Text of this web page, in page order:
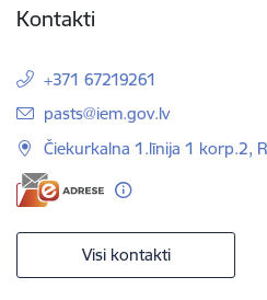
Kontakti
+371 67219261
E-pasts:
pasts@iem.gov.lv
Čiekurkalna 1.līnija 1 korp.2,
Visi kontakti